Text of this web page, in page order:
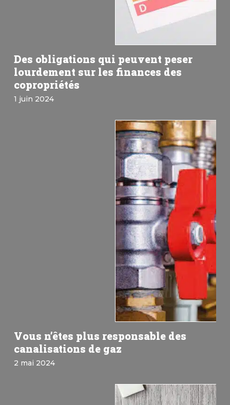
Des obligations qui peuvent peser
lourdement sur les finances des
copropriétés
1 juin 2024
Vous n’êtes plus responsable des
canalisations de gaz
2 mai 2024